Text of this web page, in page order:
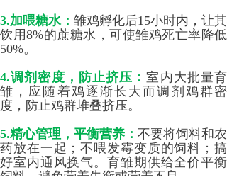
3.加喂糖水： 雏鸡孵化后15小时内，让其
饮用8%的蔗糖水，可使雏鸡死亡率降低
50%。
4.调剂密度，防止挤压：室内大批量育
雏，应随着鸡逐渐长大而调剂鸡群密
度，防止鸡群堆叠挤压。
5.精心管理，平衡营养： 不要将饲料和农
药放在一起；不喂发霉变质的饲料；搞
好室内通风换气。育雏期供给全价平衡
饲料，避免营养失衡或营养不良。